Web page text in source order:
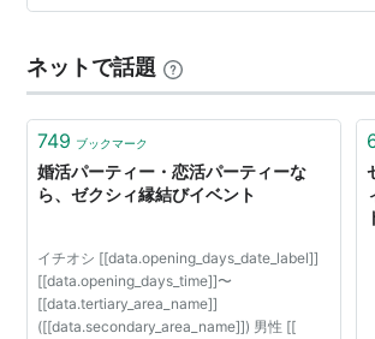
エチケットすぎる♪音嫁 produced
ラグッズがいくつもあり、ミッフィーの
にあるだけ。でも、かわいいよね（笑）
りを何度もしています。 熱狂的なファン
も、どう見ても…
ネットで話題
749 ブックマーク
婚活パーティー・恋活パーティーな
ら、ゼクシィ縁結びイベント
イチオシ [[data.opening_days_date_label]]
[[data.opening_days_time]]〜
[[data.tertiary_area_name]]
([[data.secondary_area_name]]) 男性 [[